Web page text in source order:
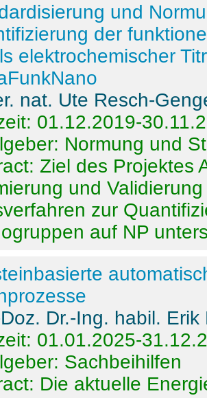
und
der
elektrochemischer
nat. Ute Resch-
01.12.2019-
Normung und
Ziel des Projektes
und
zur
auf NP
Dr.-Ing. habil. Erik
01.01.2025-
Sachbeihilfen
Die aktuelle